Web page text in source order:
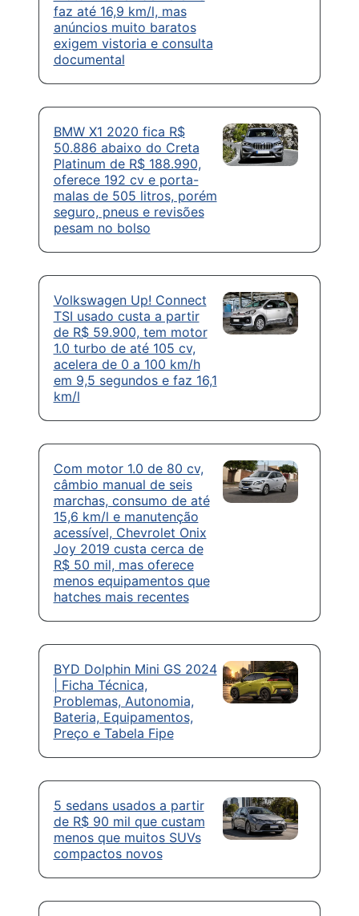
faz até 16,9 km/l, mas
anúncios muito baratos
exigem vistoria e consulta
documental
BMW X1 2020 fica R$
50.886 abaixo do Creta
Platinum de R$ 188.990,
oferece 192 cv e porta-
malas de 505 litros, porém
seguro, pneus e revisões
pesam no bolso
Volkswagen Up! Connect
TSI usado custa a partir
de R$ 59.900, tem motor
1.0 turbo de até 105 cv,
acelera de 0 a 100 km/h
em 9,5 segundos e faz 16,1
km/l
Com motor 1.0 de 80 cv,
câmbio manual de seis
marchas, consumo de até
15,6 km/l e manutenção
acessível, Chevrolet Onix
Joy 2019 custa cerca de
R$ 50 mil, mas oferece
menos equipamentos que
hatches mais recentes
BYD Dolphin Mini GS 2024
| Ficha Técnica,
Problemas, Autonomia,
Bateria, Equipamentos,
Preço e Tabela Fipe
5 sedans usados a partir
de R$ 90 mil que custam
menos que muitos SUVs
compactos novos